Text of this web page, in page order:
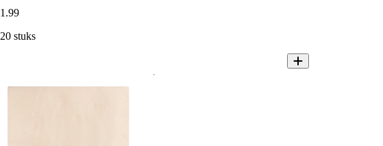
1 .99
20 stuks